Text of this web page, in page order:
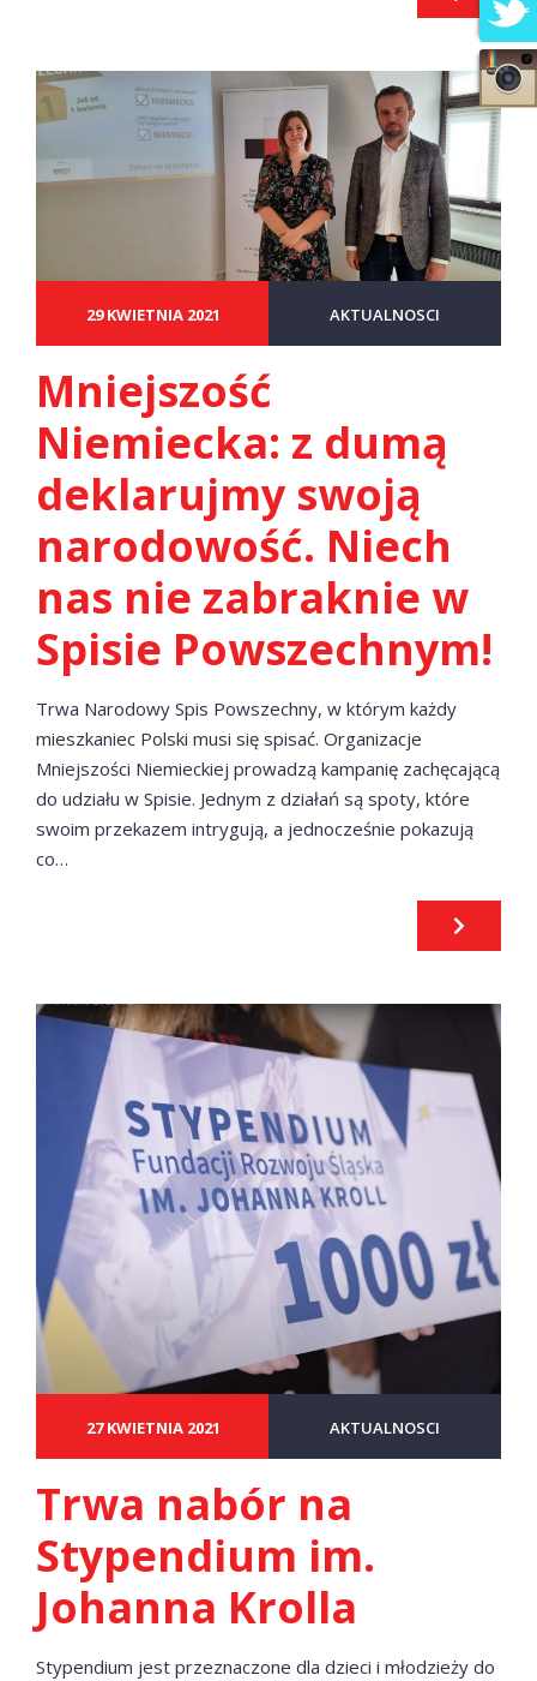
29 KWIETNIA 2021 AKTUALNOSCI
Mniejszość
Niemiecka: z dumą
deklarujmy swoją
narodowość. Niech
nas nie zabraknie w
Spisie Powszechnym!
Trwa Narodowy Spis Powszechny, w którym każdy
mieszkaniec Polski musi się spisać. Organizacje
Mniejszości Niemieckiej prowadzą kampanię zachęcającą
do udziału w Spisie. Jednym z działań są spoty, które
swoim przekazem intrygują, a jednocześnie pokazują
co…
27 KWIETNIA 2021 AKTUALNOSCI
Trwa nabór na
Stypendium im.
Johanna Krolla
Stypendium jest przeznaczone dla dzieci i młodzieży do